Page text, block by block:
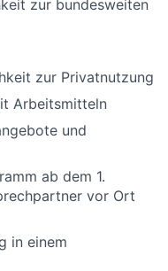
zur bundesweiten
zur Privatnutzung
Arbeitsmitteln
und
ab dem 1.
vor Ort
in einem